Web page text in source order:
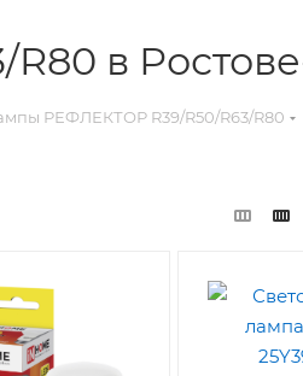
в
РЕФЛЕКТОР R39/R50/R63/R80